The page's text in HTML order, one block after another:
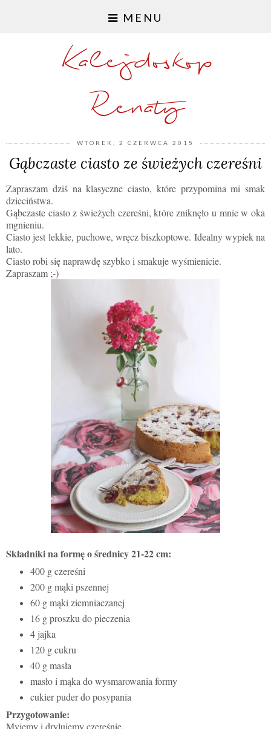
MENU
Kalejdoskop
Renaty
WTOREK, 2 CZERWCA 2015
Gąbczaste ciasto ze świeżych czereśni
Zapraszam dziś na klasyczne ciasto, które przypomina mi smak
dzieciństwa.
Gąbczaste ciasto z świeżych czereśni, które zniknęło u mnie w oka
mgnieniu.
Ciasto jest lekkie, puchowe, wręcz biszkoptowe. Idealny wypiek na
lato.
Ciasto robi się naprawdę szybko i smakuje wyśmienicie.
Zapraszam ;-)
Składniki na formę o średnicy 21-22 cm:
400 g czereśni
200 g mąki pszennej
60 g mąki ziemniaczanej
16 g proszku do pieczenia
4 jajka
120 g cukru
40 g masła
masło i mąka do wysmarowania formy
cukier puder do posypania
Przygotowanie:
Myjemy i drylujemy czereśnie.